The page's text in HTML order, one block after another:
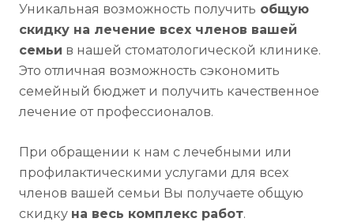
Уникальная возможность получить общую
скидку на лечение всех членов вашей
семьи в нашей стоматологической клинике.
Это отличная возможность сэкономить
семейный бюджет и получить качественное
лечение от профессионалов.
При обращении к нам с лечебными или
профилактическими услугами для всех
членов вашей семьи Вы получаете общую
скидку на весь комплекс работ.